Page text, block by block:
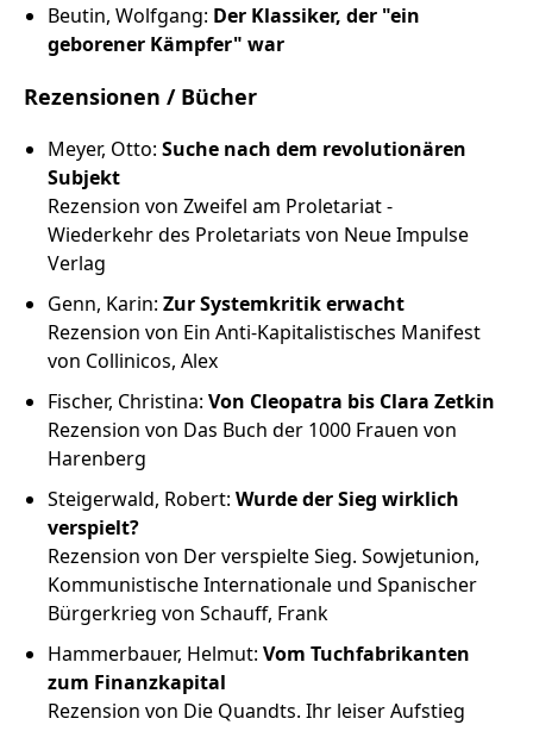
Beutin, Wolfgang: Der Klassiker, der "ein
geborener Kämpfer" war
Rezensionen / Bücher
Meyer, Otto: Suche nach dem revolutionären
Subjekt
Rezension von Zweifel am Proletariat -
Wiederkehr des Proletariats von Neue Impulse
Verlag
Genn, Karin: Zur Systemkritik erwacht
Rezension von Ein Anti-Kapitalistisches Manifest
von Collinicos, Alex
Fischer, Christina: Von Cleopatra bis Clara Zetkin
Rezension von Das Buch der 1000 Frauen von
Harenberg
Steigerwald, Robert: Wurde der Sieg wirklich
verspielt?
Rezension von Der verspielte Sieg. Sowjetunion,
Kommunistische Internationale und Spanischer
Bürgerkrieg von Schauff, Frank
Hammerbauer, Helmut: Vom Tuchfabrikanten
zum Finanzkapital
Rezension von Die Quandts. Ihr leiser Aufstieg